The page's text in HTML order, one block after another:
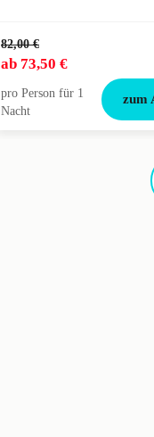
82,00 €
ab 73,50 €
pro Person für 1
Nacht
zum